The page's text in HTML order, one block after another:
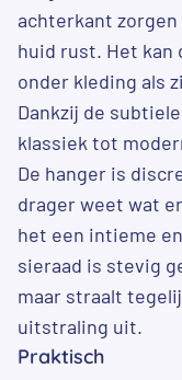
achterkant
huid rust. Het kan
onder kleding als
Dankzij de
klassiek tot
De hanger is
drager weet wat
het een intieme
sieraad is stevig
maar straalt
uitstraling uit.
Praktisch